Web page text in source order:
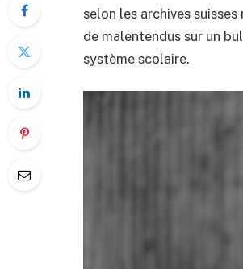
selon les archives
de malentendus sur un
système scolaire.